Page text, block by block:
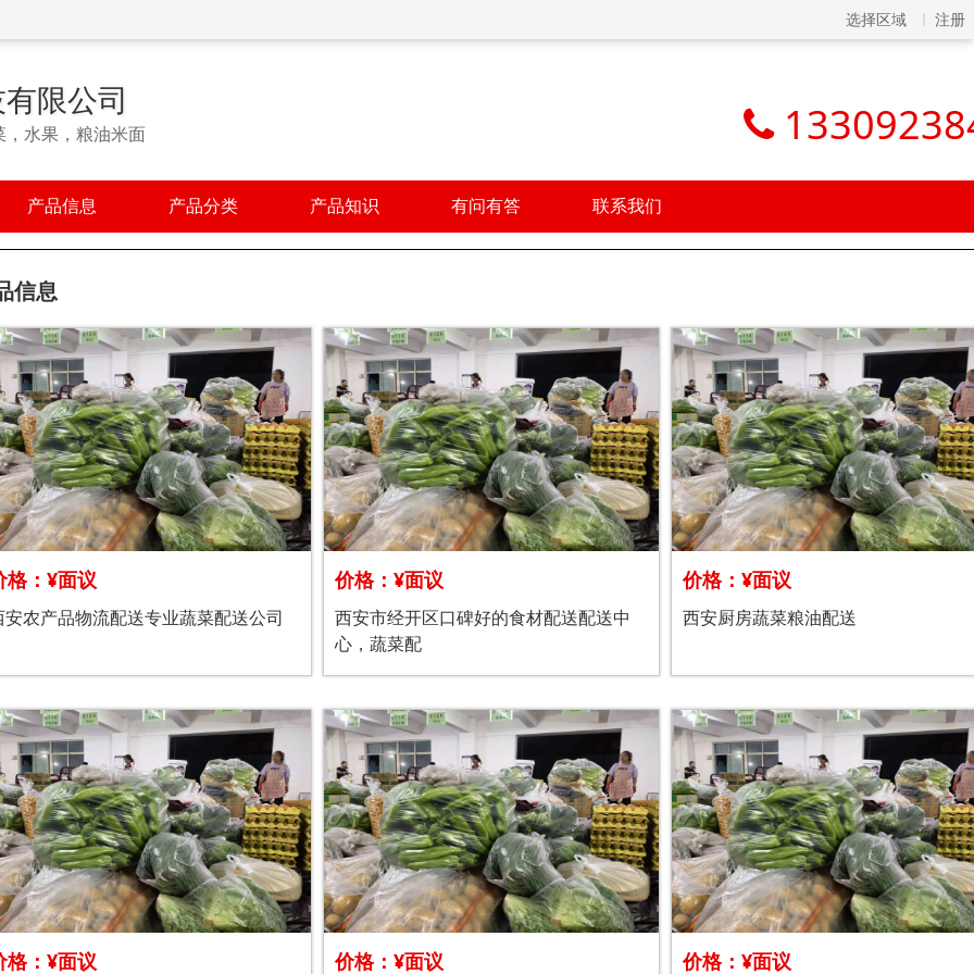
选择区域 注册
限公司
水果，粮油米面
产品信息 产品分类 产品知识 有问有答 联系我们
信息
格：¥面议
安农产品物流配送专业蔬菜配送公司
价格：¥面议
西安市经开区口碑好的食材配送配送中
心，蔬菜配
价格：¥面议
西安厨房蔬菜粮油配送
格：¥面议 价格：¥面议 价格：¥面议